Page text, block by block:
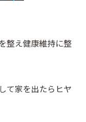
整え健康維持に整
て家を出たらヒヤ